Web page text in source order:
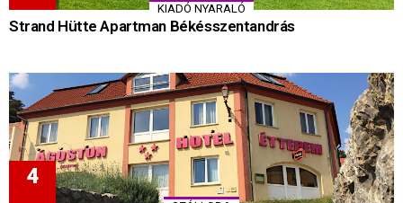
KIADÓ NYARALÓ
Strand Hütte Apartman Békésszentandrás